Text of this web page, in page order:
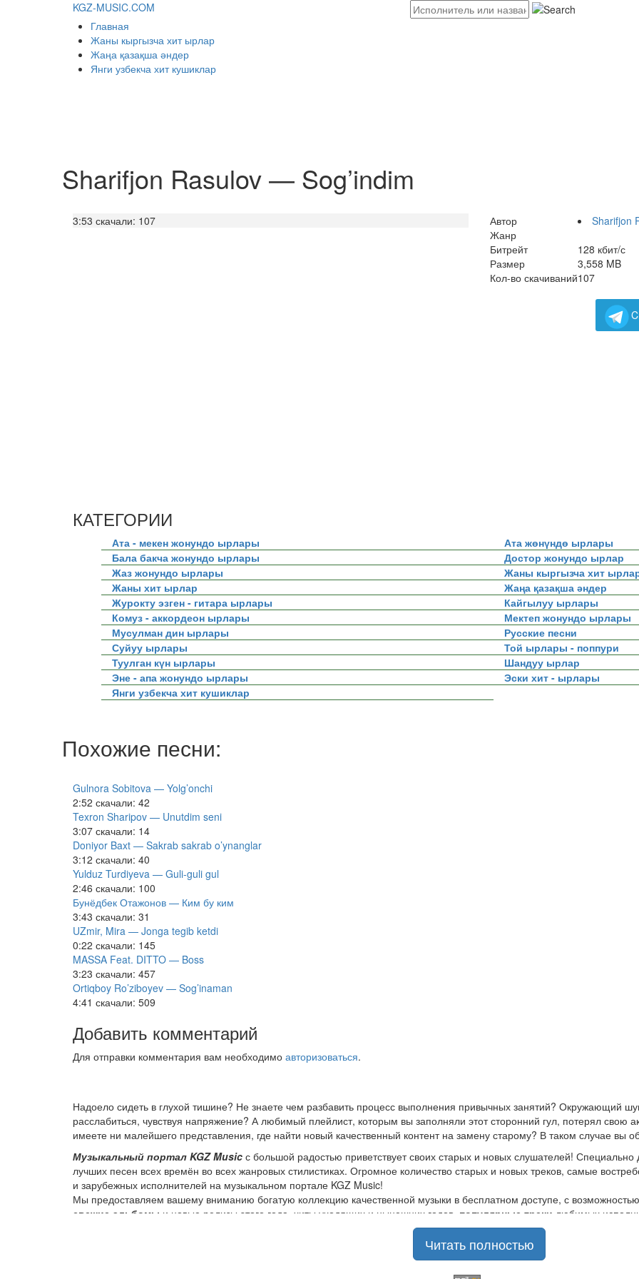
KGZ-MUSIC.COM
Главная
Жаны кыргызча хит ырлар
Жаңа қазақша әндер
Янги узбекча хит кушиклар
Sharifjon Rasulov — Sog’indim
3:53 скачали: 107 Автор
Sharifjon
Жанр
Битрейт
128 кбит/с
Размер
3,558 MB
Кол-во скачиваний107
КАТЕГОРИИ
Ата - мекен жонундо ырлары
Ата жөнүндө ырлары
Бала бакча жонундо ырлары
Достор жонундо ырлар
Жаз жонундо ырлары
Жаны кыргызча хит
Жаны хит ырлар
Жаңа қазақша әндер
Журокту эзген - гитара ырлары
Кайгылуу ырлары
Комуз - аккордеон ырлары
Мектеп жонундо ырлары
Мусулман дин ырлары
Русские песни
Суйуу ырлары
Той ырлары - поппури
Туулган күн ырлары
Шандуу ырлар
Эне - апа жонундо ырлары
Эски хит - ырлары
Янги узбекча хит кушиклар
Похожие песни:
Gulnora Sobitova — Yolg’onchi
2:52 скачали: 42
Texron Sharipov — Unutdim seni
3:07 скачали: 14
Doniyor Baxt — Sakrab sakrab o’ynanglar
3:12 скачали: 40
Yulduz Turdiyeva — Guli-guli gul
2:46 скачали: 100
Бунёдбек Отажонов — Ким бу ким
3:43 скачали: 31
UZmir, Mira — Jonga tegib ketdi
0:22 скачали: 145
MASSA Feat. DITTO — Boss
3:23 скачали: 457
Ortiqboy Ro’ziboyev — Sog’inaman
4:41 скачали: 509
Добавить комментарий
Для отправки комментария вам необходимо авторизоваться.
Надоело сидеть в глухой тишине? Не знаете чем разбавить процесс выполнения привычных занятий? Окружающий
расслабиться, чувствуя напряжение? А любимый плейлист, которым вы заполняли этот сторонний гул, потерял свою
имеете ни малейшего представления, где найти новый качественный контент на замену старому? В таком случае вы
Музыкальный портал KGZ Music с большой радостью приветствует своих старых и новых слушателей!
лучших песен всех времён во всех жанровых стилистиках. Огромное количество старых и новых треков, самые
и зарубежных исполнителей на музыкальном портале KGZ Music!
Мы предоставляем вашему вниманию богатую коллекцию качественной музыки в бесплатном доступе, с
свежие альбомы и новые релизы этого года, хиты уходящих и нынешних годов, популярные треки любимых
Регулярные обновления, постоянные новинки, большой музыкальный ассортимент на любой вкус, и все это только
самые лучшие песнив различных музыкальных
Читать полностью